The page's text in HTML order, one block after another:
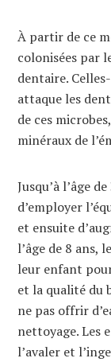
À partir de ce
colonisées par
dentaire.
attaque les
de ces
minéraux de
Jusqu’à l’âge
d’employer
et ensuite
l’âge de 8 ans,
leur enfant
et la qualité du
ne pas offrir
nettoyage. Les
l’avaler et